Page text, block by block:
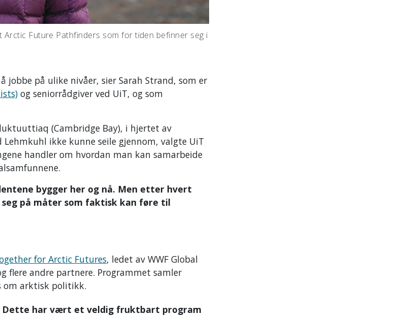
Arctic Future Pathfinders som for tiden befinner seg i
jobbe på ulike nivåer, sier Sarah Strand, som er
og seniorrådgiver ved UiT, og som
(Cambridge Bay), i hjertet av
ikke kunne seile gjennom, valgte UiT
handler om hvordan man kan samarbeide
bygger her og nå. Men etter hvert
på måter som faktisk kan føre til
for Arctic Futures, ledet av WWF Global
flere andre partnere. Programmet samler
om arktisk politikk.
Dette har vært et veldig fruktbart program